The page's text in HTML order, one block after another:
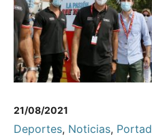
21/08/2021
Deportes, Noticias,